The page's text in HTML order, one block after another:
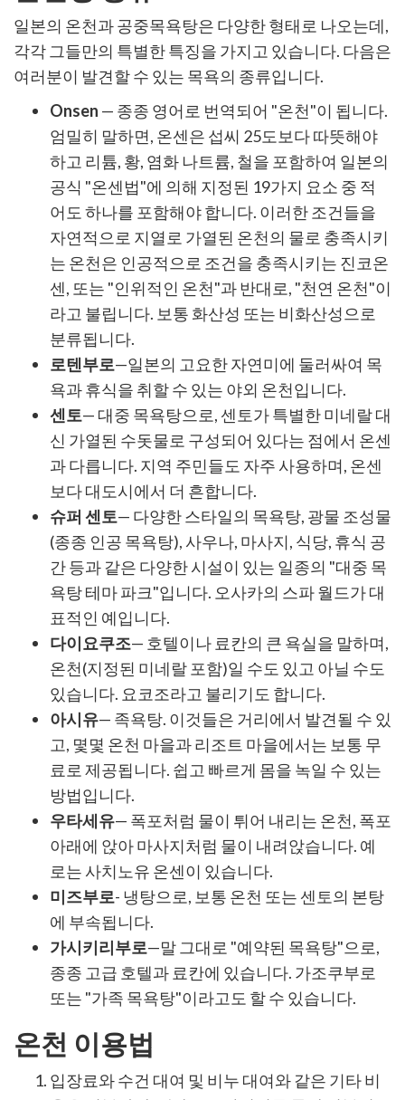
일본의 온천과 공중목욕탕은 다양한 형태로 나오는데,
각각 그들만의 특별한 특징을 가지고 있습니다. 다음은
여러분이 발견할 수 있는 목욕의 종류입니다.
Onsen — 종종 영어로 번역되어 "온천"이 됩니다.
엄밀히 말하면, 온센은 섭씨 25도보다 따뜻해야
하고 리튬, 황, 염화 나트륨, 철을 포함하여 일본의
공식 "온센법"에 의해 지정된 19가지 요소 중 적
어도 하나를 포함해야 합니다. 이러한 조건들을
자연적으로 지열로 가열된 온천의 물로 충족시키
는 온천은 인공적으로 조건을 충족시키는 진코온
센, 또는 "인위적인 온천"과 반대로, "천연 온천"이
라고 불립니다. 보통 화산성 또는 비화산성으로
분류됩니다.
로텐부로—일본의 고요한 자연미에 둘러싸여 목
욕과 휴식을 취할 수 있는 야외 온천입니다.
센토— 대중 목욕탕으로, 센토가 특별한 미네랄 대
신 가열된 수돗물로 구성되어 있다는 점에서 온센
과 다릅니다. 지역 주민들도 자주 사용하며, 온센
보다 대도시에서 더 흔합니다.
슈퍼 센토— 다양한 스타일의 목욕탕, 광물 조성물
(종종 인공 목욕탕), 사우나, 마사지, 식당, 휴식 공
간 등과 같은 다양한 시설이 있는 일종의 "대중 목
욕탕 테마 파크"입니다. 오사카의 스파 월드가 대
표적인 예입니다.
다이요쿠조— 호텔이나 료칸의 큰 욕실을 말하며,
온천(지정된 미네랄 포함)일 수도 있고 아닐 수도
있습니다. 요코조라고 불리기도 합니다.
아시유— 족욕탕. 이것들은 거리에서 발견될 수 있
고, 몇몇 온천 마을과 리조트 마을에서는 보통 무
료로 제공됩니다. 쉽고 빠르게 몸을 녹일 수 있는
방법입니다.
우타세유— 폭포처럼 물이 튀어 내리는 온천, 폭포
아래에 앉아 마사지처럼 물이 내려앉습니다. 예
로는 사치노유 온센이 있습니다.
미즈부로- 냉탕으로, 보통 온천 또는 센토의 본탕
에 부속됩니다.
가시키리부로—말 그대로 "예약된 목욕탕"으로,
종종 고급 호텔과 료칸에 있습니다. 가조쿠부로
또는 "가족 목욕탕"이라고도 할 수 있습니다.
온천 이용법
입장료와 수건 대여 및 비누 대여와 같은 기타 비